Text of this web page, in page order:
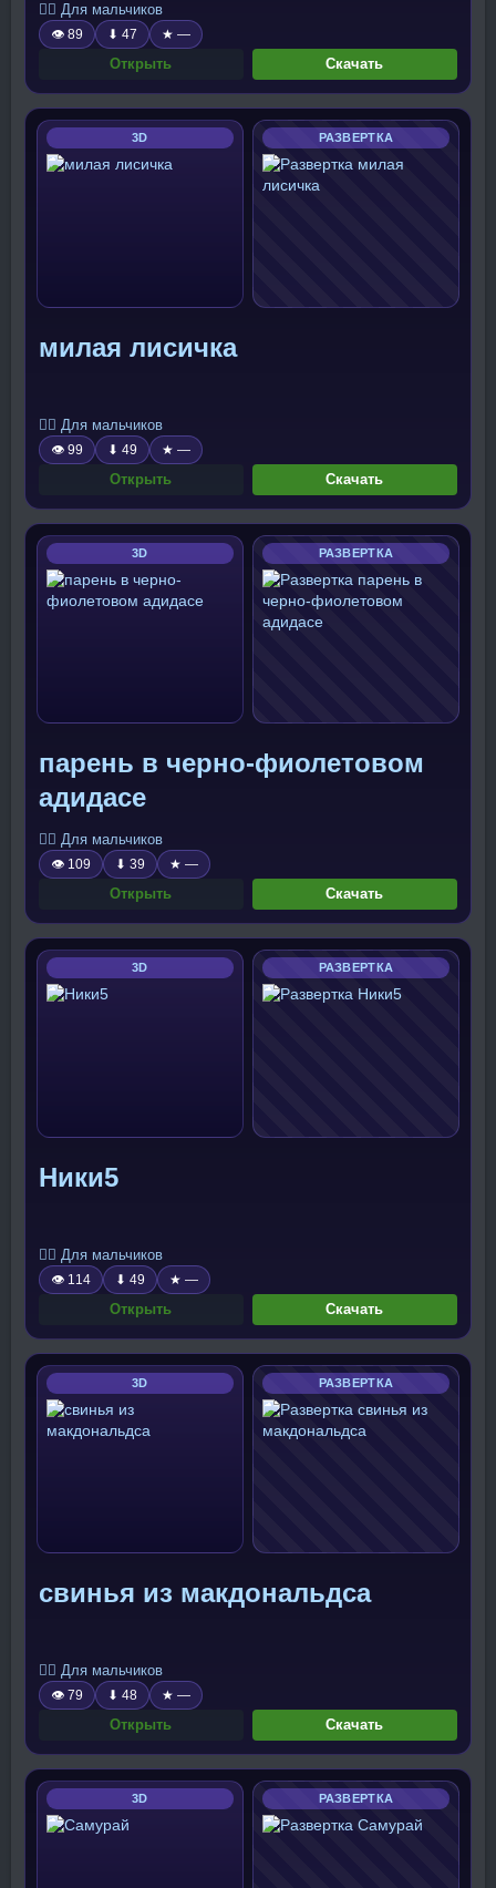
🧍‍♂️ Для мальчиков
👁 89 ⬇ 47 ★ —
Открыть Скачать
3D РАЗВЕРТКА
милая лисичка
🧍‍♂️ Для мальчиков
👁 99 ⬇ 49 ★ —
Открыть Скачать
3D РАЗВЕРТКА
парень в черно-фиолетовом
адидасе
🧍‍♂️ Для мальчиков
👁 109 ⬇ 39 ★ —
Открыть Скачать
3D РАЗВЕРТКА
Ники5
🧍‍♂️ Для мальчиков
👁 114 ⬇ 49 ★ —
Открыть Скачать
3D РАЗВЕРТКА
свинья из макдональдса
🧍‍♂️ Для мальчиков
👁 79 ⬇ 48 ★ —
Открыть Скачать
3D РАЗВЕРТКА